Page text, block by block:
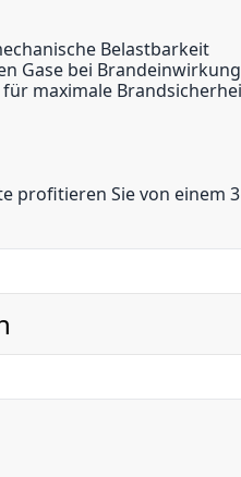
Belastbarkeit
Gase bei Brandeinwirkung
maximale
profitieren Sie von